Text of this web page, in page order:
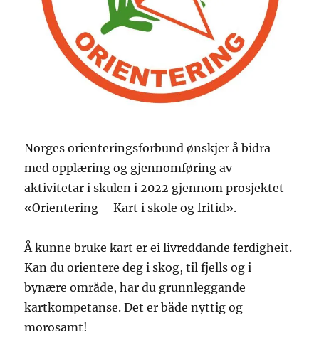
Norges orienteringsforbund ønskjer å bidra
med opplæring og gjennomføring av
aktivitetar i skulen i 2022 gjennom prosjektet
«Orientering – Kart i skole og fritid».
Å kunne bruke kart er ei livreddande ferdigheit.
Kan du orientere deg i skog, til fjells og i
bynære område, har du grunnleggande
kartkompetanse. Det er både nyttig og
morosamt!